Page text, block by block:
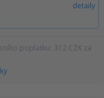
detaily
poplatku: 312 CZK za